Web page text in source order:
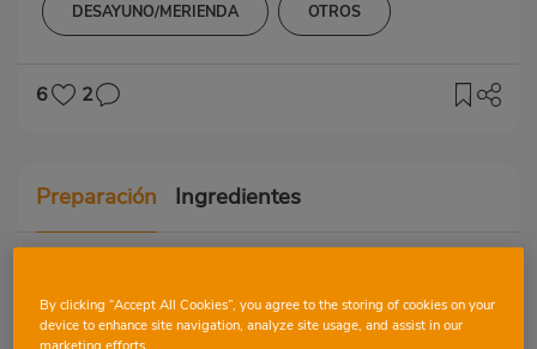
DESAYUNO/MERIENDA OTROS
6 2
Preparación Ingredientes
Sano, rápido y rico 😋 al menos para mí,
precio razonable.
By clicking “Accept All Cookies”, you agree to the storing of cookies on your
device to enhance site navigation, analyze site usage, and assist in our